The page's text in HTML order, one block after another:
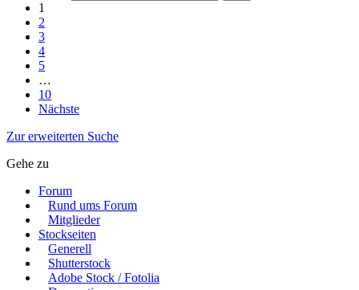
1
2
3
4
5
…
10
Nächste
Zur erweiterten Suche
Gehe zu
Forum
Rund ums Forum
Mitglieder
Stockseiten
Generell
Shutterstock
Adobe Stock / Fotolia